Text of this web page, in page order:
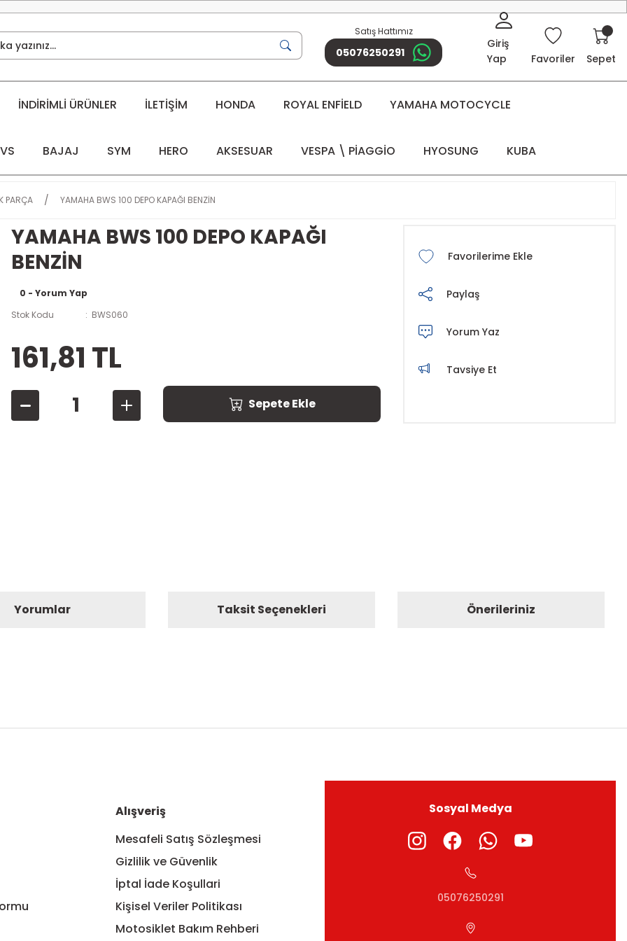
Satış Hattımız
05076250291
Giriş
Yap
Favoriler Sepet
İNDİRİMLİ ÜRÜNLER İLETİŞİM HONDA ROYAL ENFİELD YAMAHA MOTOCYCLE
BAJAJ SYM HERO AKSESUAR VESPA \ PİAGGİO HYOSUNG KUBA
PARÇA YAMAHA BWS 100 DEPO KAPAĞI BENZİN
YAMAHA BWS 100 DEPO KAPAĞI
BENZİN
0 - Yorum Yap
Stok Kodu
BWS060
161,81 TL
Sepete Ekle
Paylaş
Yorum Yaz
Tavsiye Et
Yorumlar Taksit Seçenekleri Önerileriniz
Alışveriş
Mesafeli Satış Sözleşmesi
Gizlilik ve Güvenlik
İptal İade Koşullari
Kişisel Veriler Politikası
Motosiklet Bakım Rehberi
Sosyal Medya
05076250291